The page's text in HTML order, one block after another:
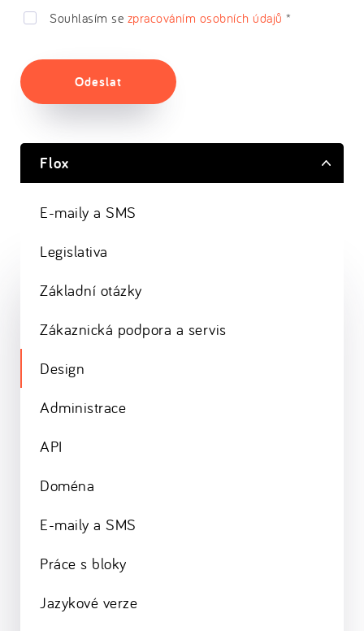
Souhlasím se zpracováním osobních údajů *
Odeslat
Flox
E-maily a SMS
Legislativa
Základní otázky
Zákaznická podpora a servis
Design
Administrace
API
Doména
E-maily a SMS
Práce s bloky
Jazykové verze